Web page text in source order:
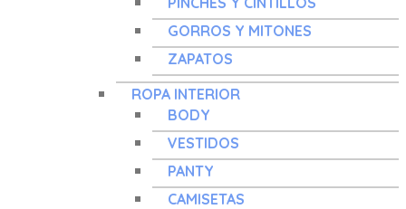
GORROS Y MITONES
ZAPATOS
ROPA INTERIOR
BODY
VESTIDOS
PANTY
CAMISETAS